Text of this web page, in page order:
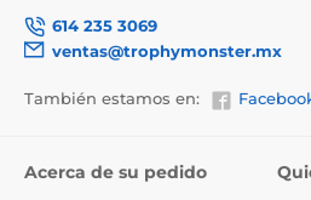
614 235 3069
ventas@trophymonster.mx
También estamos en:
Acerca de su pedido